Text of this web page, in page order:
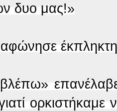
δυο μας!»
ορκιστήκαμε